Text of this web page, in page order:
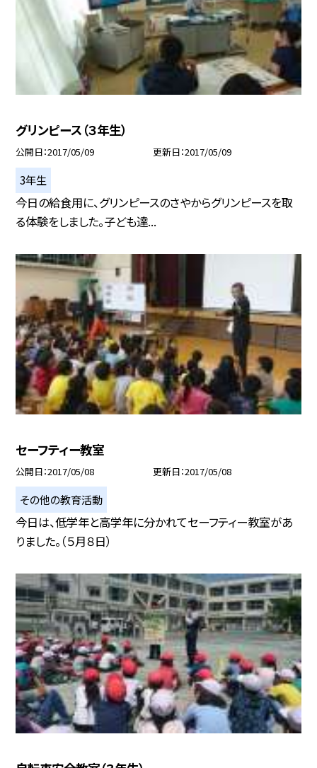
グリンピース（３年生）
公開日 2017/05/09 更新日 2017/05/09
3年生
今日の給食用に、グリンピースのさやからグリンピースを取
る体験をしました。子ども達...
セーフティー教室
公開日 2017/05/08 更新日 2017/05/08
その他の教育活動
今日は、低学年と高学年に分かれてセーフティー教室があ
りました。（５月８日）